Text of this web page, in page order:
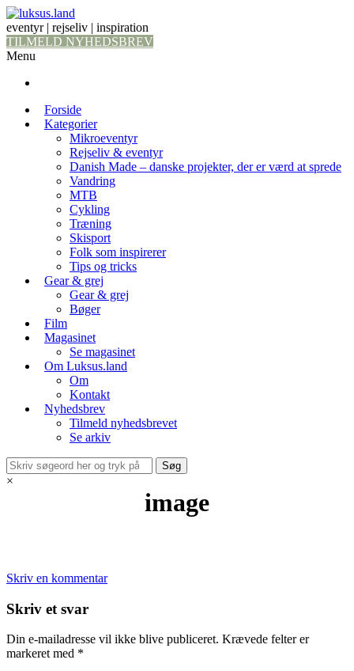
eventyr | rejseliv | inspiration
TILMELD NYHEDSBREV
Menu
Forside
Kategorier
Mikroeventyr
Rejseliv & eventyr
Danish Made – danske projekter, der er værd at sprede
Vandring
MTB
Cykling
Træning
Skisport
Folk som inspirerer
Tips og tricks
Gear & grej
Gear & grej
Bøger
Film
Magasinet
Se magasinet
Om Luksus.land
Om
Kontakt
Nyhedsbrev
Tilmeld nyhedsbrevet
Se arkiv
×
image
Skriv en kommentar
Skriv et svar
Din e-mailadresse vil ikke blive publiceret. Krævede felter er
markeret med *